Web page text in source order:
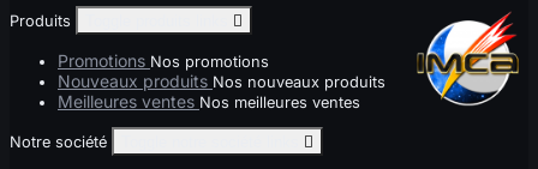
Produits 
Promotions Nos promotions
Nouveaux produits Nos nouveaux produits
Meilleures ventes Nos meilleures ventes
Notre société 